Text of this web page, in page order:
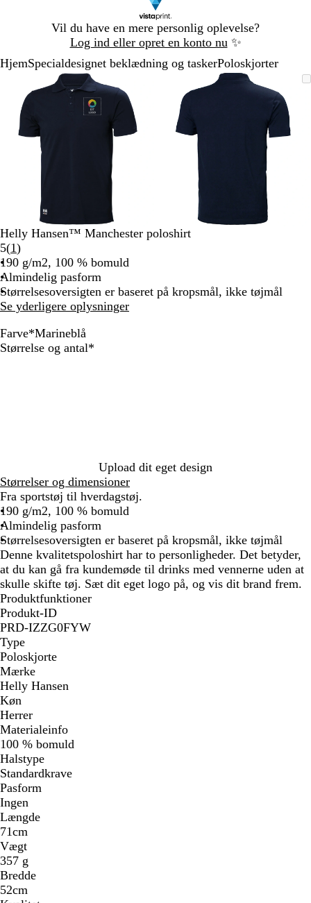
Vil du have en mere personlig oplevelse?
Log ind eller opret en konto nu ✨
1
HjemSpecialdesignet beklædning og taskerPoloskjorter
Zoombart
billede
Zoomet
til
minimum
Klik
for
at
udvide
Brug
tasterne
plus
piletasterne
til
at
Zoombart
billede
Zoomet
minimum
Klik
Brug
tasterne
piletasterne
til
Helly Hansen™ Manchester poloshirt
5(1Læs
1
anmeldelser
)
190 g/m2, 100 % bomuld
Almindelig pasform
Størrelsesoversigten er baseret på kropsmål, ikke tøjmål
Se yderligere oplysninger
Farve*Marineblå
S
M
Størrelse og antal*
Upload dit eget design
Størrelser og dimensioner
Fra sportstøj til hverdagstøj.
190 g/m2, 100 % bomuld
Almindelig pasform
Størrelsesoversigten er baseret på kropsmål, ikke tøjmål
Denne kvalitetspoloshirt har to personligheder. Det betyder,
at du kan gå fra kundemøde til drinks med vennerne uden at
skulle skifte tøj. Sæt dit eget logo på, og vis dit brand frem.
Produktfunktioner
Produkt-ID
PRD-IZZG0FYW
Type
Poloskjorte
Mærke
Helly Hansen
Køn
Herrer
Materialeinfo
100 % bomuld
Halstype
Standardkrave
Pasform
Ingen
Længde
71cm
Vægt
357 g
Bredde
52cm